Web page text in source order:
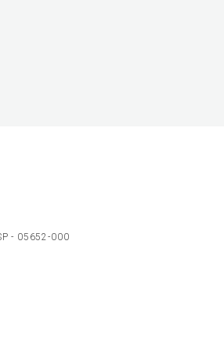
- 05652-000